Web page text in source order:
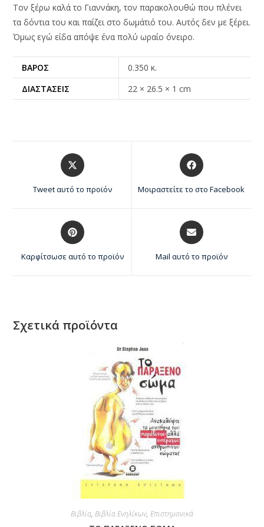
Τον ξέρω καλά το Γιαννάκη, τον παρακολουθώ που πλένει
τα δόντια του και παίζει στο δωμάτιό του. Αυτός δεν με ξέρει.
Όμως εγώ είδα απόψε ένα πολύ ωραίο όνειρο.
ΒΆΡΟΣ
0.350 κ.
ΔΙΑΣΤΆΣΕΙΣ
22 × 26.5 × 1 cm
Tweet αυτό το προϊόν Μοιραστείτε το στο Facebook
Καρφίτσωσε αυτό το προϊόν Mail αυτό το προϊόν
Σχετικά προϊόντα
Βιβλία, Βιβλία Ενηλίκων, Επιστημονικά